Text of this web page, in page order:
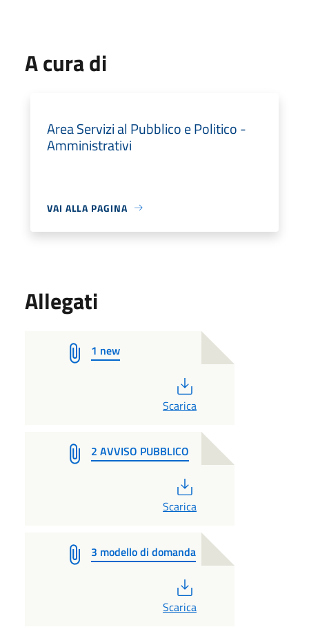
A cura di
Area Servizi al Pubblico e Politico -
Amministrativi
VAI ALLA PAGINA
Allegati
1 new
Scarica
2 AVVISO PUBBLICO
Scarica
3 modello di domanda
Scarica